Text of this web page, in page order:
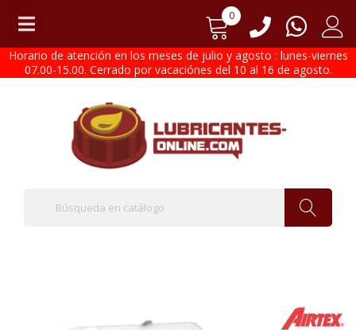
0
Horario de atención en los meses de julio y agosto : lunes-viernes
07.00-15.00. Cerrado por vacaciónes del 10 al 16 de agosto.